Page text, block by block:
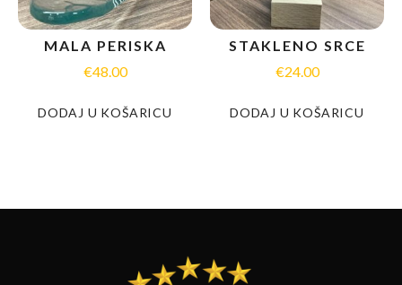
MALA PERISKA
€48.00
DODAJ U KOŠARICU
STAKLENO SRCE
€24.00
DODAJ U KOŠARICU